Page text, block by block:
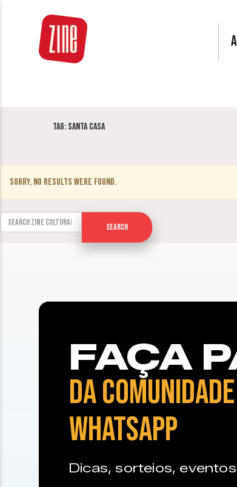
Tag: Santa Casa
Sorry, no results were found.
Search for:
Search
FAÇA
DA
WHATSAPP
Dicas, sorteios,